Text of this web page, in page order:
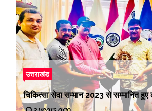
उत्तराखंड
चिकित्सा सेवा सम्मान 2023 से सम्मानित हुए